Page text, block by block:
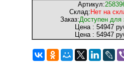
Артикул:
Склад: Нет на
Заказ:Доступен для
Цена : 54947
Цена : 54947